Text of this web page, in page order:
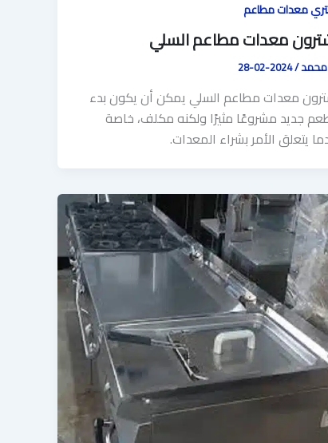
معدات مطاعم
معدات مطاعم السلي
محمد/
2024-02-28
معدات مطاعم السلي يمكن أن يكون بدء
جديد مشروعًا مثيرًا ولكنه مكلف، خاصة
يتعلق الأمر بشراء المعدات.